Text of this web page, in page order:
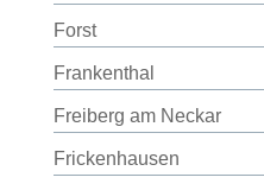
Forst
Frankenthal
Freiberg am Neckar
Frickenhausen